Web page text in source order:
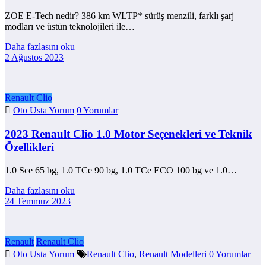
ZOE E-Tech nedir? 386 km WLTP* sürüş menzili, farklı şarj
modları ve üstün teknolojileri ile…
Daha fazlasını oku
2 Ağustos 2023
Renault Clio
Oto Usta Yorum 0 Yorumlar
2023 Renault Clio 1.0 Motor Seçenekleri ve Teknik
Özellikleri
1.0 Sce 65 bg, 1.0 TCe 90 bg, 1.0 TCe ECO 100 bg ve 1.0…
Daha fazlasını oku
24 Temmuz 2023
Renault Renault Clio
Oto Usta Yorum
Renault Clio, Renault Modelleri 0 Yorumlar